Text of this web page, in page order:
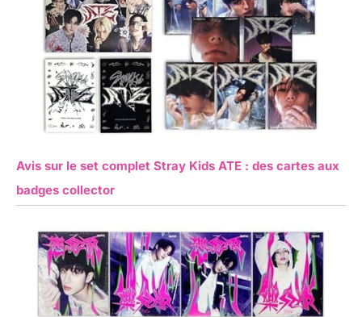
Avis sur le set complet Stray Kids ATE : des cartes aux
badges collector